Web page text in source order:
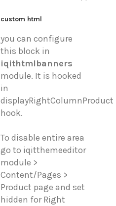
custom html
you can configure
this block in
iqithtmlbanners
module. It is hooked
in
displayRightColumnProduct
hook.
To disable entire area
go to iqitthemeeditor
module >
Content/Pages >
Product page and set
hidden for Right